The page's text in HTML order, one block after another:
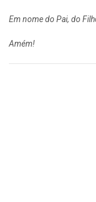
Em nome do Pai, do
Amém!